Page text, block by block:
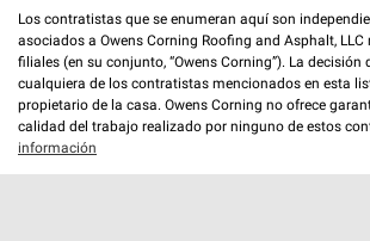
Los contratistas que se enumeran aquí son
asociados a Owens Corning Roofing and Asphalt,
filiales (en su conjunto, “Owens Corning”). La decisión
cualquiera de los contratistas mencionados en esta
propietario de la casa. Owens Corning no ofrece
calidad del trabajo realizado por ninguno de estos
información